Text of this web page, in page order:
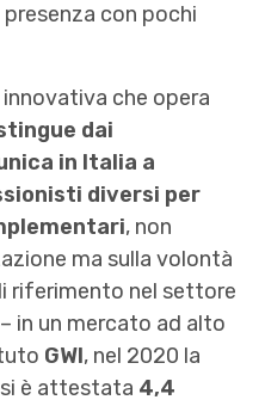
con pochi
che opera
dai
in Italia a
diversi per
, non
ma sulla volontà
riferimento nel settore
in un mercato ad alto
GWI, nel 2020 la
è attestata 4,4